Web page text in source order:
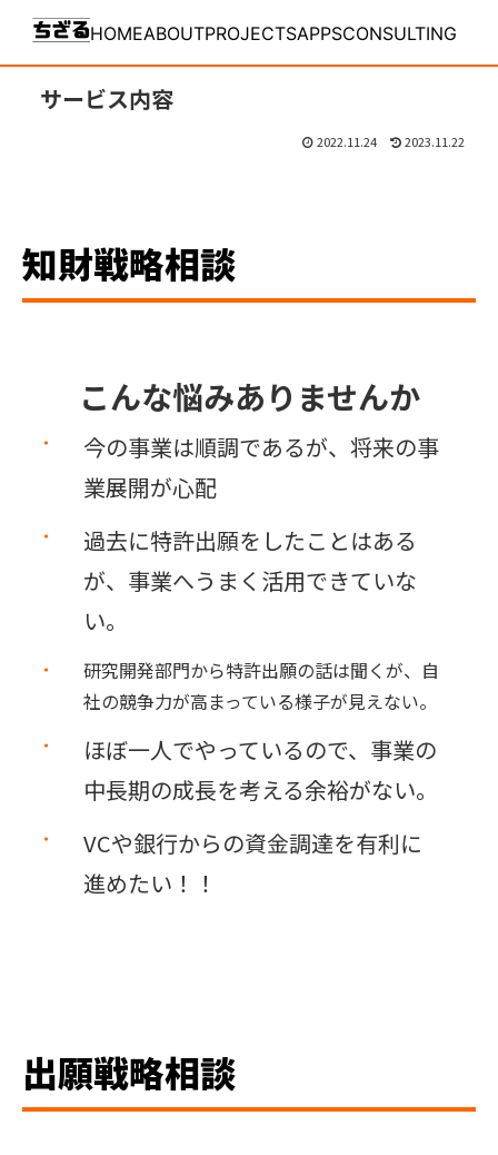
MENU
HOMEABOUTPROJECTSAPPSCONSULTING
サービス内容
2022.11.24 2023.11.22
知財戦略相談
こんな悩みありませんか
今の事業は順調であるが、将来の事
業展開が心配
過去に特許出願をしたことはある
が、事業へうまく活用できていな
い。
研究開発部門から特許出願の話は聞くが、自
社の競争力が高まっている様子が見えない。
ほぼ一人でやっているので、事業の
中長期の成長を考える余裕がない。
VCや銀行からの資金調達を有利に
進めたい！！
出願戦略相談